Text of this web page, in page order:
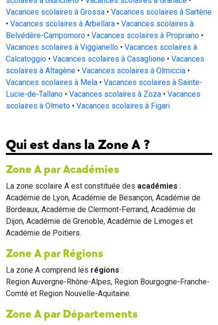
Vacances scolaires à Grossa • Vacances scolaires à Sartène
• Vacances scolaires à Arbellara • Vacances scolaires à
Belvédère-Campomoro • Vacances scolaires à Propriano •
Vacances scolaires à Viggianello • Vacances scolaires à
Calcatoggio • Vacances scolaires à Casaglione • Vacances
scolaires à Altagène • Vacances scolaires à Olmiccia •
Vacances scolaires à Mela • Vacances scolaires à Sainte-
Lucie-de-Tallano • Vacances scolaires à Zoza • Vacances
scolaires à Olmeto • Vacances scolaires à Figari
Qui est dans la Zone A ?
Zone A par Académies
La zone scolaire A est constituée des académies :
Académie de Lyon, Académie de Besançon, Académie de
Bordeaux, Académie de Clermont-Ferrand, Académie de
Dijon, Académie de Grenoble, Académie de Limoges et
Académie de Poitiers.
Zone A par Régions
La zone A comprend les régions :
Region Auvergne-Rhône-Alpes, Region Bourgogne-Franche-
Comté et Region Nouvelle-Aquitaine.
Zone A par Départements